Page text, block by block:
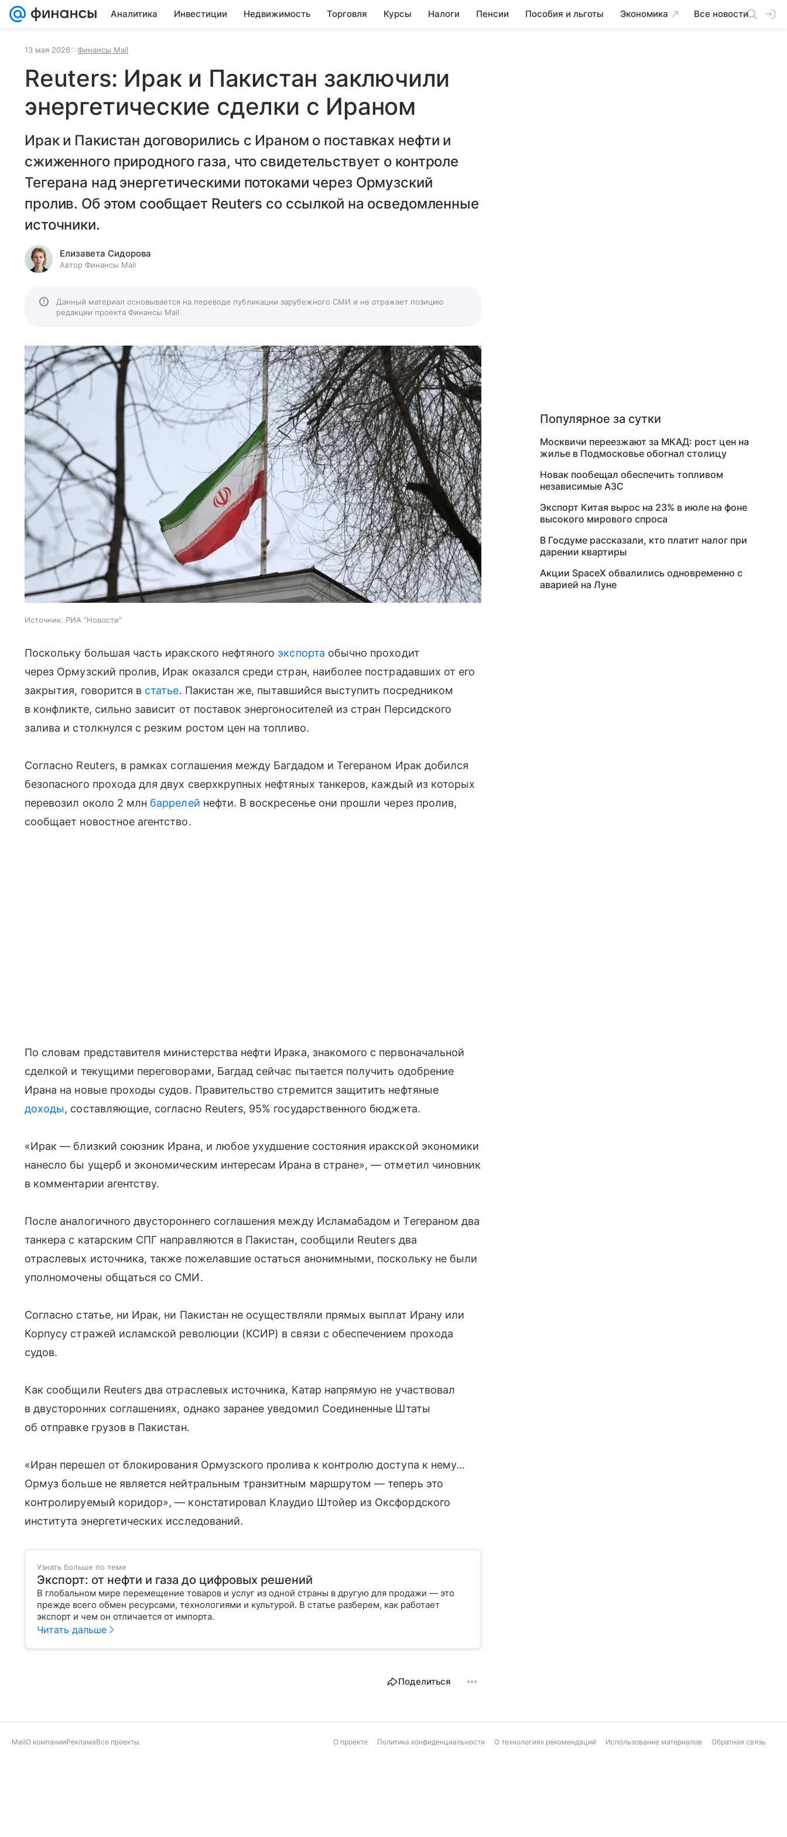
Аналитика Инвестиции Недвижимость Торговля Курсы Налоги Пенсии Пособия и льготы Экономика Все новости
13 мая 2026 Финансы Mail
Reuters: Ирак и Пакистан заключили
энергетические сделки с Ираном
Ирак и Пакистан договорились с Ираном о поставках нефти и
сжиженного природного газа, что свидетельствует о контроле
Тегерана над энергетическими потоками через Ормузский
пролив. Об этом сообщает Reuters со ссылкой на осведомленные
источники.
Елизавета Сидорова
Автор Финансы Mail
Данный материал основывается на переводе публикации зарубежного СМИ и не отражает позицию
редакции проекта Финансы Mail
Источник: РИА "Новости"
Поскольку большая часть иракского нефтяного экспорта обычно проходит
через Ормузский пролив, Ирак оказался среди стран, наиболее пострадавших от его
закрытия, говорится в статье. Пакистан же, пытавшийся выступить посредником
в конфликте, сильно зависит от поставок энергоносителей из стран Персидского
залива и столкнулся с резким ростом цен на топливо.
Согласно Reuters, в рамках соглашения между Багдадом и Тегераном Ирак добился
безопасного прохода для двух сверхкрупных нефтяных танкеров, каждый из которых
перевозил около 2 млн баррелей нефти. В воскресенье они прошли через пролив,
сообщает новостное агентство.
По словам представителя министерства нефти Ирака, знакомого с первоначальной
сделкой и текущими переговорами, Багдад сейчас пытается получить одобрение
Ирана на новые проходы судов. Правительство стремится защитить нефтяные
доходы, составляющие, согласно Reuters, 95% государственного бюджета.
«Ирак — близкий союзник Ирана, и любое ухудшение состояния иракской экономики
нанесло бы ущерб и экономическим интересам Ирана в стране», — отметил чиновник
в комментарии агентству.
После аналогичного двустороннего соглашения между Исламабадом и Тегераном два
танкера с катарским СПГ направляются в Пакистан, сообщили Reuters два
отраслевых источника, также пожелавшие остаться анонимными, поскольку не были
уполномочены общаться со СМИ.
Согласно статье, ни Ирак, ни Пакистан не осуществляли прямых выплат Ирану или
Корпусу стражей исламской революции (КСИР) в связи с обеспечением прохода
судов.
Как сообщили Reuters два отраслевых источника, Катар напрямую не участвовал
в двусторонних соглашениях, однако заранее уведомил Соединенные Штаты
об отправке грузов в Пакистан.
«Иран перешел от блокирования Ормузского пролива к контролю доступа к нему…
Ормуз больше не является нейтральным транзитным маршрутом — теперь это
контролируемый коридор», — констатировал Клаудио Штойер из Оксфордского
института энергетических исследований.
Узнать больше по теме
Экспорт: от нефти и газа до цифровых решений
В глобальном мире перемещение товаров и услуг из одной страны в другую для продажи — это
прежде всего обмен ресурсами, технологиями и культурой. В статье разберем, как работает
экспорт и чем он отличается от импорта.
Читать дальше
Поделиться
Популярное за сутки
Москвичи переезжают за МКАД: рост цен на
жилье в Подмосковье обогнал столицу
Новак пообещал обеспечить топливом
независимые АЗС
Экспорт Китая вырос на 23% в июле на фоне
высокого мирового спроса
В Госдуме рассказали, кто платит налог при
дарении квартиры
Акции SpaceX обвалились одновременно с
аварией на Луне
MailО компанииРекламаВсе проекты О проекте Политика конфиденциальности О технологиях рекомендаций Использование материалов Обратная связь